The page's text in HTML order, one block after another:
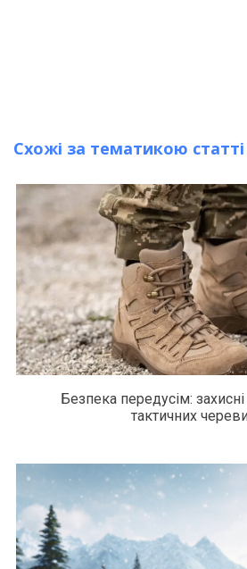
Схожі за тематикою статті
Безпека передусім: захисні
тактичних